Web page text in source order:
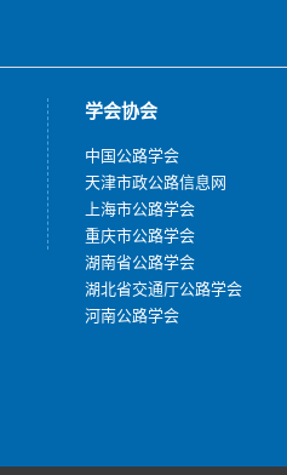
学会协会
中国公路学会
天津市政公路信息网
上海市公路学会
重庆市公路学会
湖南省公路学会
湖北省交通厅公路学会
河南公路学会